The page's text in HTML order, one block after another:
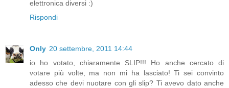
elettronica diversi :)
Rispondi
Only 20 settembre, 2011 14:44
io ho votato, chiaramente SLIP!!! Ho anche cercato di
votare più volte, ma non mi ha lasciato! Ti sei convinto
adesso che devi nuotare con gli slip? Ti avevo dato anche